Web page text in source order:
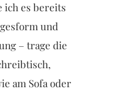
ich es bereits
und
– trage die
am Sofa oder